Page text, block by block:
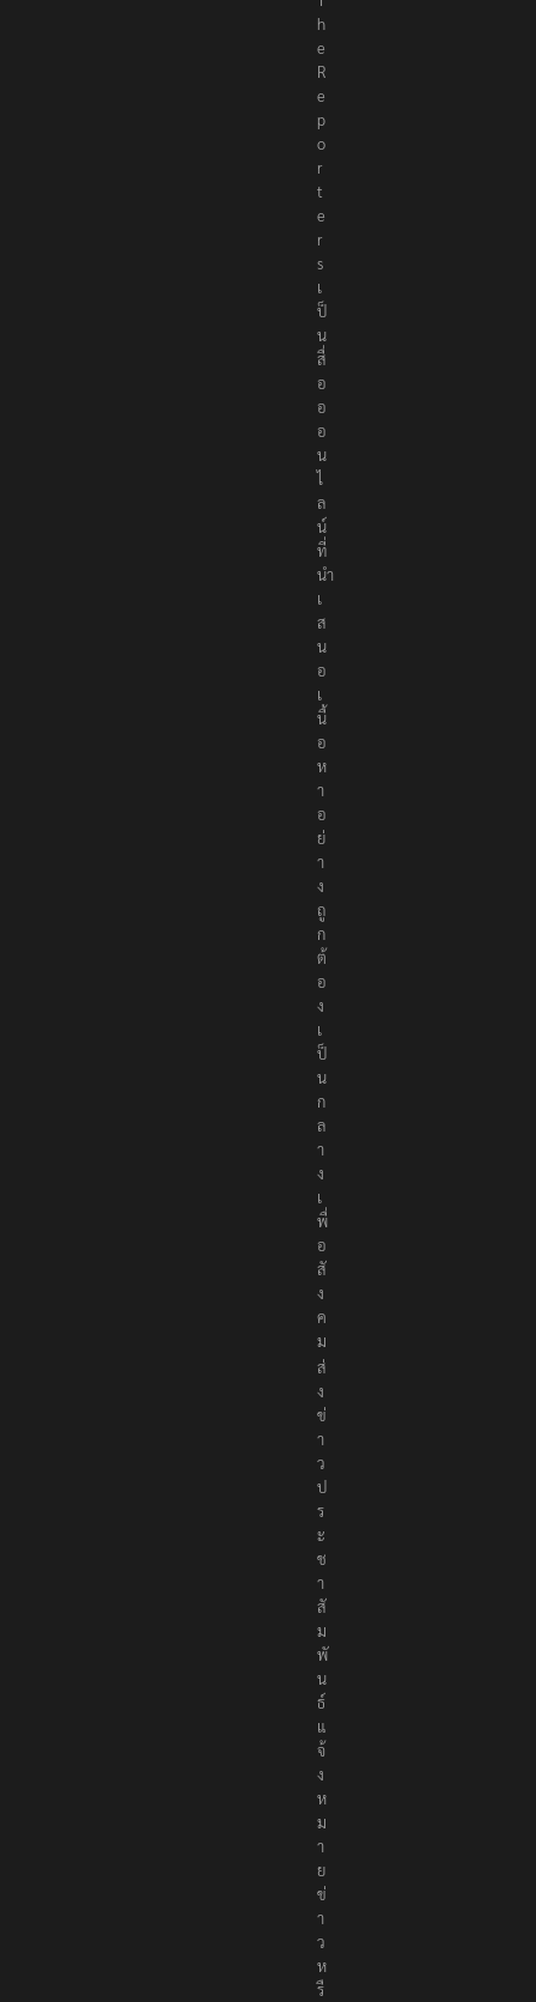
h
e
R
e
p
o
r
t
e
r
s
เ
ป็
น
สื่
อ
อ
อ
น
ไ
ล
น์
ที่
นำ
เ
ส
น
อ
เ
นื้
อ
ห
า
อ
ย่
า
ง
ถู
ก
ต้
อ
ง
เ
ป็
น
ก
ล
า
ง
เ
พื่
อ
สั
ง
ค
ม
ส่
ง
ข่
า
ว
ป
ร
ะ
ช
า
สั
ม
พั
น
ธ์
แ
จ้
ง
ห
ม
า
ย
ข่
า
ว
ห
รื